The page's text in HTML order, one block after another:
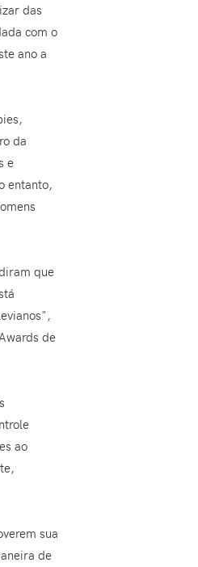
das
com o
ano a
da
e
entanto,
que
de
ao
sua
de